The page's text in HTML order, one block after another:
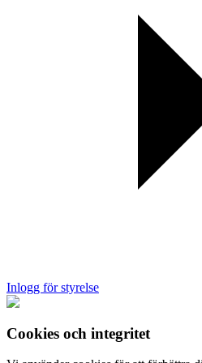
Inlogg för styrelse
Cookies och integritet